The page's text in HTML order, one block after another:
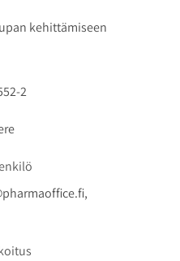
kehittämiseen
2